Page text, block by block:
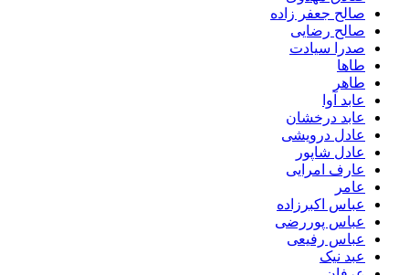
صالح جعفر زاده
صالح رضایی
صدرا سیادت
طاها
طاهر
عابد آوا
عابد درخشان
عادل درویشی
عادل شاپور
عارف امرایی
عامر
عباس اکبرزاده
عباس پوررضی
عباس رفیعی
عبد نیک